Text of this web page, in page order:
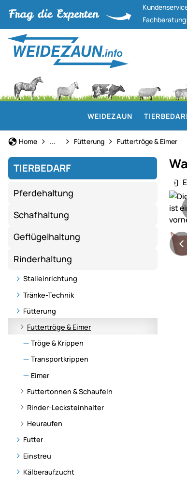
Fachberatung:
WEIDEZAUN
Home Rinderhaltung
... Fütterung Futtertröge & Eimer
TIERBEDARF
Pferdehaltung
Schafhaltung
Geflügelhaltung
Rinderhaltung
Stalleinrichtung
Tränke-Technik
Fütterung
Futtertröge & Eimer
Tröge & Krippen
Transportkrippen
Eimer
Futtertonnen & Schaufeln
Rinder-Lecksteinhalter
Heuraufen
Futter
Einstreu
Kälberaufzucht